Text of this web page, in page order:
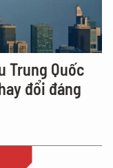
Trung Quốc
đổi đáng